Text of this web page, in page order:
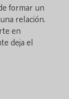
formar un
relación.
en
deja el